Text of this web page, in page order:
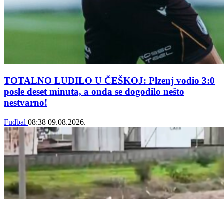
TOTALNO LUDILO U ČEŠKOJ: Plzenj vodio 3:0
posle deset minuta, a onda se dogodilo nešto
nestvarno!
Fudbal 08:38 09.08.2026.